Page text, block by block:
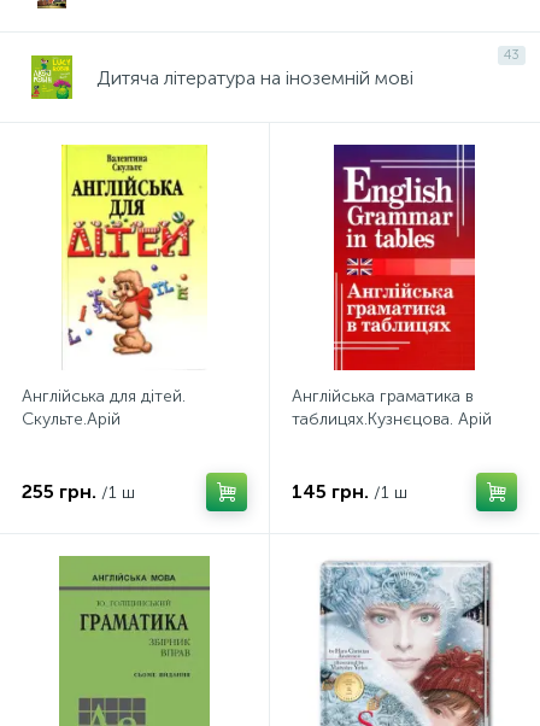
43
Дитяча література на іноземній мові
Англiйська для дiтей.
Скульте.Арій
255 грн. /1 ш
Англійська граматика в
таблицях.Кузнєцова. Арій
145 грн. /1 ш